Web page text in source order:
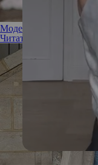
Модель сумки
Читать полностью